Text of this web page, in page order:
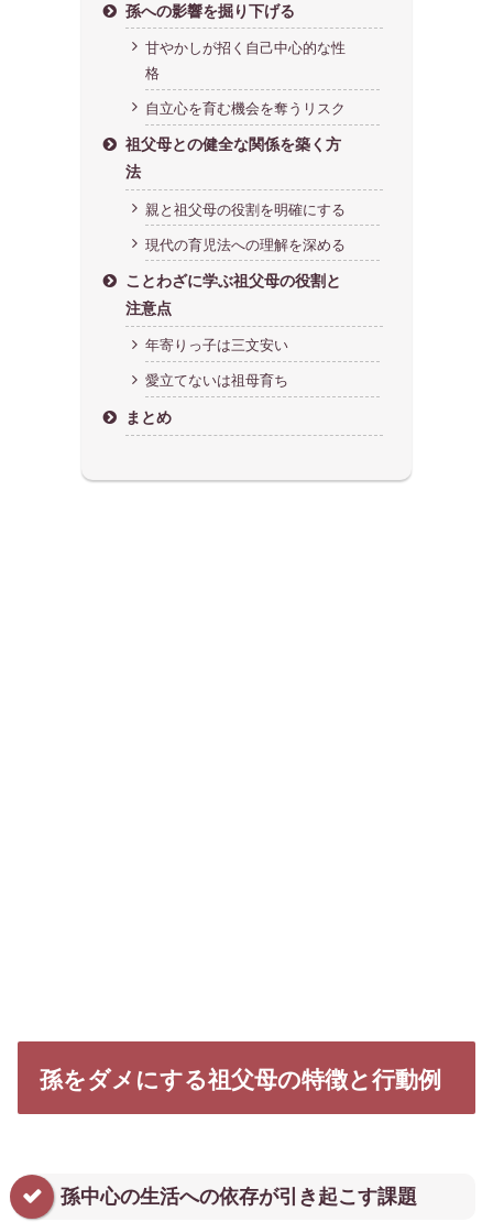
孫への影響を掘り下げる
甘やかしが招く自己中心的な性
格
自立心を育む機会を奪うリスク
祖父母との健全な関係を築く方
法
親と祖父母の役割を明確にする
現代の育児法への理解を深める
ことわざに学ぶ祖父母の役割と
注意点
年寄りっ子は三文安い
愛立てないは祖母育ち
まとめ
孫をダメにする祖父母の特徴と行動例
孫中心の生活への依存が引き起こす課題